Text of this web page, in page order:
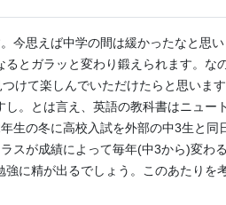
今思えば中学の間は緩かったなと思
とガラッと変わり鍛えられます。な
けて楽しんでいただけたらと思いま
。とは言え、英語の教科書はニュー
生の冬に高校入試を外部の中3生と同
スが成績によって毎年(中3から)変わ
に精が出るでしょう。このあたりを